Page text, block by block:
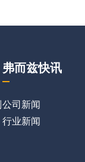
弗而兹快讯
公司新闻
行业新闻